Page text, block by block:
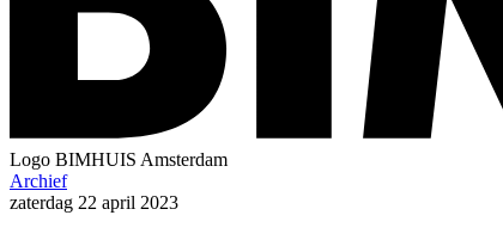
Logo BIMHUIS Amsterdam
Archief
zaterdag 22 april 2023